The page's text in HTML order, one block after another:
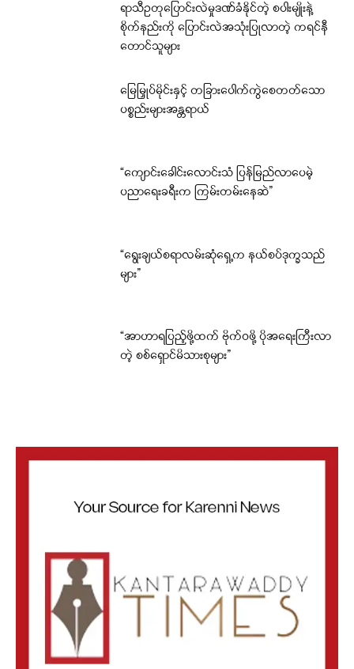
ရာသီဥတုပြောင်းလဲမှုဒဏ်ခံနိုင်တဲ့ စပါးမျိုးနဲ့
စိုက်နည်းကို ပြောင်းလဲအသုံးပြုလာတဲ့ ကရင်နီ
တောင်သူများ
မြေမြှုပ်မိုင်းနှင့် တခြားပေါက်ကွဲစေတတ်သော
ပစ္စည်းများအန္တရာယ်
“ကျောင်းခေါင်းလောင်းသံ ပြန်မြည်လာပေမဲ့
ပညာရေးခရီးက ကြမ်းတမ်းနေဆဲ”
“ရွေးချယ်စရာလမ်းဆုံရှေ့က နယ်စပ်ဒုက္ခသည်
များ”
“အာဟာရပြည့်ဖို့ထက် ဗိုက်ဝဖို့ ပိုအရေးကြီးလာ
တဲ့ စစ်ရှောင်မိသားစုများ”